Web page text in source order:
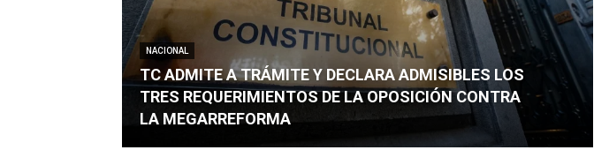
NACIONAL
TC ADMITE A TRÁMITE Y DECLARA ADMISIBLES LOS
TRES REQUERIMIENTOS DE LA OPOSICIÓN CONTRA
LA MEGARREFORMA